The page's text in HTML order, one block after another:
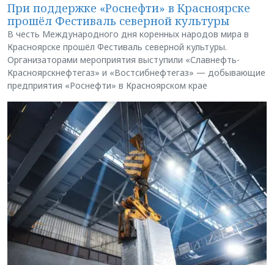
При поддержке «Роснефти» в Красноярске
прошёл Фестиваль северной культуры
В честь Международного дня коренных народов мира в
Красноярске прошёл Фестиваль северной культуры.
Организаторами мероприятия выступили «Славнефть-
Красноярскнефтегаз» и «Востсибнефтегаз» — добывающие
предприятия «Роснефти» в Красноярском крае